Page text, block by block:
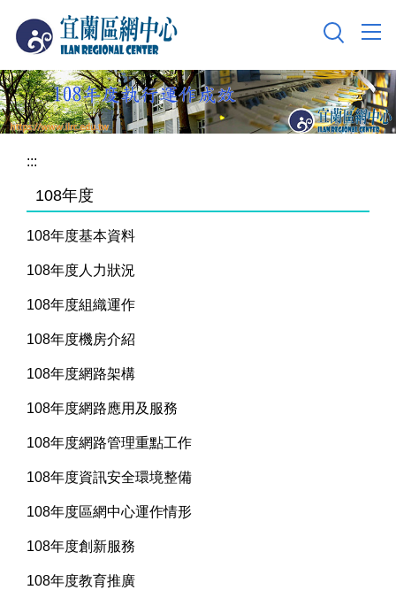
到
要
內
容
:::
108年度
108年度基本資料
108年度人力狀況
108年度組織運作
108年度機房介紹
108年度網路架構
108年度網路應用及服務
108年度網路管理重點工作
108年度資訊安全環境整備
108年度區網中心運作情形
108年度創新服務
108年度教育推廣